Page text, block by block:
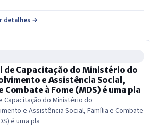
detalhes →
de Capacitação do Ministério do
e Assistência Social,
Combate à Fome (MDS) é uma pla
Capacitação do Ministério do
e Assistência Social, Família e Combate
é uma pla